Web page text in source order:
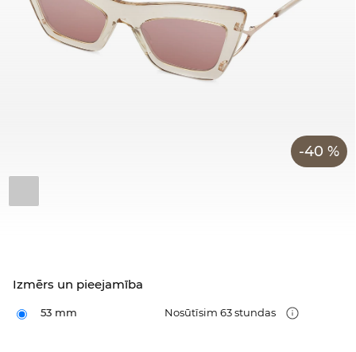
-40 %
Izmērs un pieejamība
53 mm Nosūtīsim 63 stundas